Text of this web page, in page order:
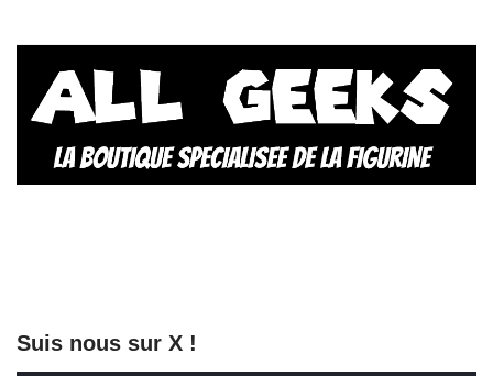
Suis nous sur X !